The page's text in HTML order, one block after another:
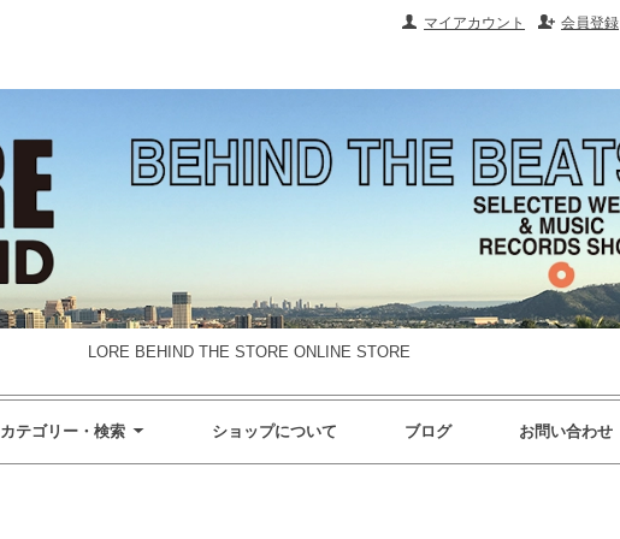
会員登録
マイアカウント
LORE BEHIND THE STORE ONLINE STORE
カテゴリー・検索 ショップについて ブログ お問い合わせ